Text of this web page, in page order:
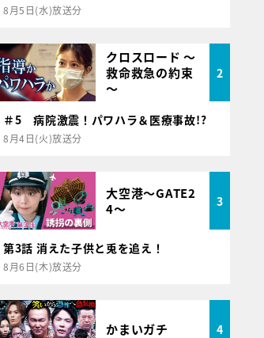
8月5日(水)放送分
クロスロード ～
救命救急の約束
～
2
＃5 病院激震！パワハラ＆医療事故!?
8月4日(火)放送分
大空港～GATE2
4～
3
第3話 消えた子供と兎を追え！
8月6日(木)放送分
かまいガチ 4